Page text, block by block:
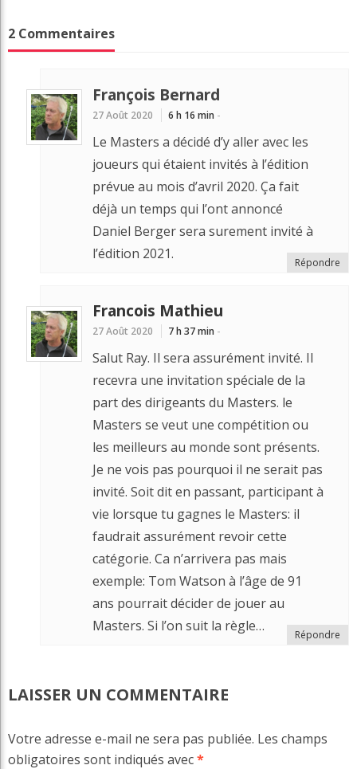
2 Commentaires
François Bernard
27 Août 2020 6 h 16 min -
Le Masters a décidé d’y aller avec les
joueurs qui étaient invités à l’édition
prévue au mois d’avril 2020. Ça fait
déjà un temps qui l’ont annoncé
Daniel Berger sera surement invité à
l’édition 2021.
Répondre
Francois Mathieu
27 Août 2020 7 h 37 min -
Salut Ray. Il sera assurément invité. Il
recevra une invitation spéciale de la
part des dirigeants du Masters. le
Masters se veut une compétition ou
les meilleurs au monde sont présents.
Je ne vois pas pourquoi il ne serait pas
invité. Soit dit en passant, participant à
vie lorsque tu gagnes le Masters: il
faudrait assurément revoir cette
catégorie. Ca n’arrivera pas mais
exemple: Tom Watson à l’âge de 91
ans pourrait décider de jouer au
Masters. Si l’on suit la règle…
Répondre
LAISSER UN COMMENTAIRE
Votre adresse e-mail ne sera pas publiée. Les champs
obligatoires sont indiqués avec*